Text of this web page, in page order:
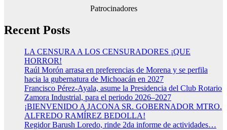
Patrocinadores
Recent Posts
LA CENSURA A LOS CENSURADORES ¡QUE
HORROR!
Raúl Morón arrasa en preferencias de Morena y se perfila
hacia la gubernatura de Michoacán en 2027
Francisco Pérez-Ayala, asume la Presidencia del Club Rotario
Zamora Industrial, para el periodo 2026–2027
¡BIENVENIDO A JACONA SR. GOBERNADOR MTRO.
ALFREDO RAMÍREZ BEDOLLA!
Regidor Barush Loredo, rinde 2da informe de actividades…